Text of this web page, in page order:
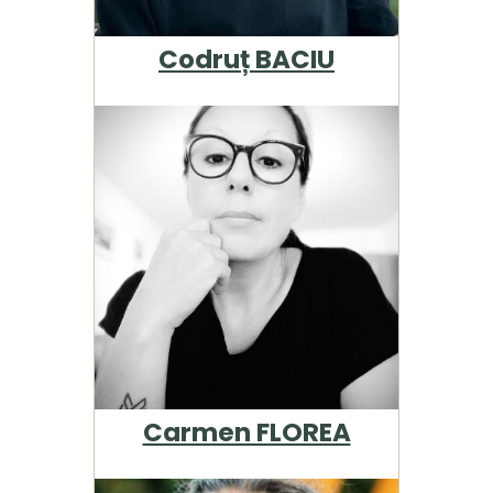
Codruț BACIU
Carmen FLOREA